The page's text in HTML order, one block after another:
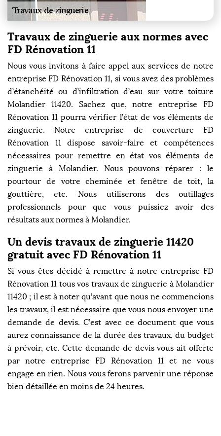
Travaux de zinguerie aux normes avec
FD Rénovation 11
Nous vous invitons à faire appel aux services de notre
entreprise FD Rénovation 11, si vous avez des problèmes
d’étanchéité ou d’infiltration d’eau sur votre toiture
Molandier 11420. Sachez que, notre entreprise FD
Rénovation 11 pourra vérifier l’état de vos éléments de
zinguerie. Notre entreprise de couverture FD
Rénovation 11 dispose savoir-faire et compétences
nécessaires pour remettre en état vos éléments de
zinguerie à Molandier. Nous pouvons réparer : le
pourtour de votre cheminée et fenêtre de toit, la
gouttière, etc. Nous utiliserons des outillages
professionnels pour que vous puissiez avoir des
résultats aux normes à Molandier.
Un devis travaux de zinguerie 11420
gratuit avec FD Rénovation 11
Si vous êtes décidé à remettre à notre entreprise FD
Rénovation 11 tous vos travaux de zinguerie à Molandier
11420 ; il est à noter qu’avant que nous ne commencions
les travaux, il est nécessaire que vous nous envoyer une
demande de devis. C’est avec ce document que vous
aurez connaissance de la durée des travaux, du budget
à prévoir, etc. Cette demande de devis vous ait offerte
par notre entreprise FD Rénovation 11 et ne vous
engage en rien. Nous vous ferons parvenir une réponse
bien détaillée en moins de 24 heures.